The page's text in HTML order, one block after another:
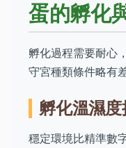
蛋的孵化
孵化過程需要耐心
守宮種類條件略有差
孵化溫濕度
穩定環境比精準數